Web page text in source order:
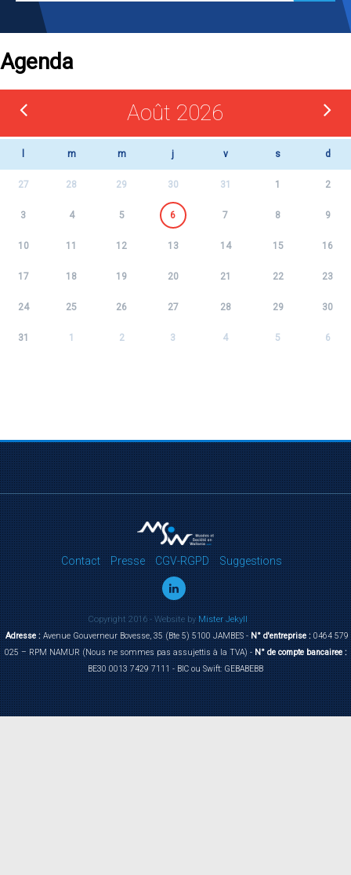
Agenda
Août 2026
m m j v s d
27 28 29 30 31 1 2
3 4 5 6 7 8 9
10 11 12 13 14 15 16
17 18 19 20 21 22 23
24 25 26 27 28 29 30
31 1 2 3 4 5 6
Contact Presse CGV-RGPD Suggestions
Copyright 2016 - Website byMister Jekyll
Adresse :Avenue Gouverneur Bovesse, 35 (Bte 5) 5100 JAMBES -N° d'entreprise :0464 579
025 – RPM NAMUR (Nous ne sommes pas assujettis à la TVA) -N° de compte bancairee :
BE30 0013 7429 7111 - BIC ou Swift: GEBABEBB